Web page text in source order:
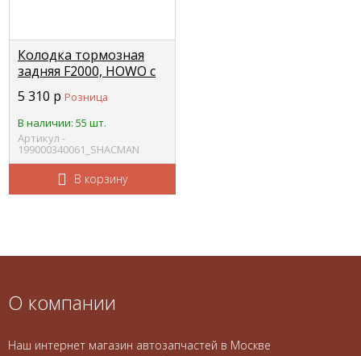
Колодка тормозная
задняя F2000, HOWO с
накладками (8 отвер.)
SHACMAN
199000340061
5 310 р Розница
В наличии: 55 шт.
Артикул -
199000340061_SHACMAN
В корзину
О компании
Наш интернет магазин автозапчастей в Москве